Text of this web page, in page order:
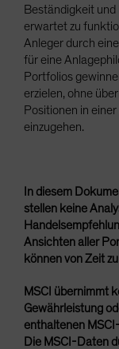
Beständigkeit und
erwartet zu
Anleger durch
für eine
Portfolios
erzielen, ohne
Positionen in
einzugehen.
In diesem
stellen keine
Ansichten aller
können von Zeit
MSCI übernimmt
Gewährleistung
enthaltenen
Die MSCI-Daten